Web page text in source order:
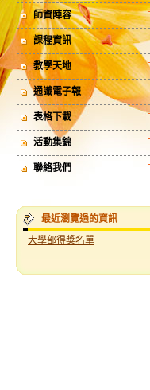
師資陣容
課程資訊
教學天地
通識電子報
表格下載
活動集錦
聯絡我們
最近瀏覽過的資訊
大學部得獎名單